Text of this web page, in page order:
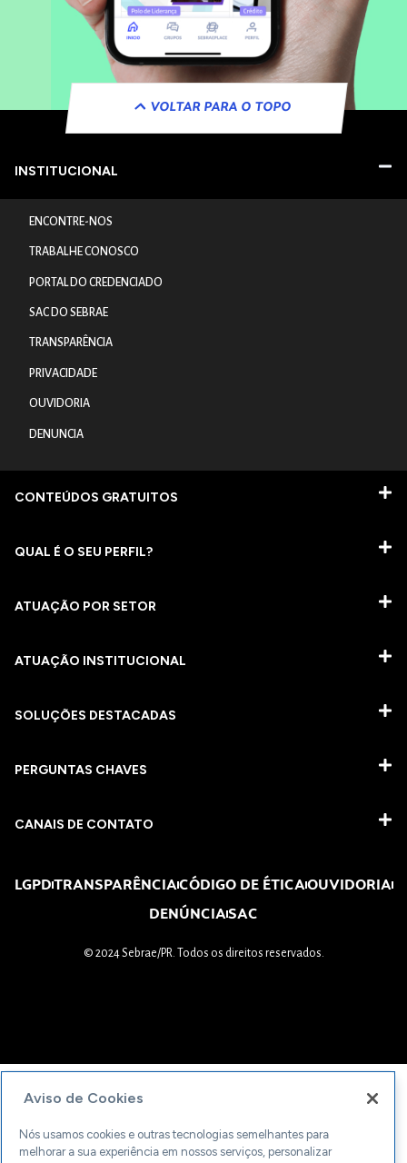
VOLTAR PARA O TOPO
INSTITUCIONAL
ENCONTRE-NOS
TRABALHE CONOSCO
PORTAL DO CREDENCIADO
SAC DO SEBRAE
TRANSPARÊNCIA
PRIVACIDADE
OUVIDORIA
DENUNCIA
CONTEÚDOS GRATUITOS
QUAL É O SEU PERFIL?
ATUAÇÃO POR SETOR
ATUAÇÃO INSTITUCIONAL
SOLUÇÕES DESTACADAS
PERGUNTAS CHAVES​
CANAIS DE CONTATO
LGPDTRANSPARÊNCIACÓDIGO DE ÉTICAOUVIDORIA
DENÚNCIASAC
© 2024 Sebrae/PR. Todos os direitos reservados.
Aviso de Cookies
Nós usamos cookies e outras tecnologias semelhantes para
melhorar a sua experiência em nossos serviços, personalizar